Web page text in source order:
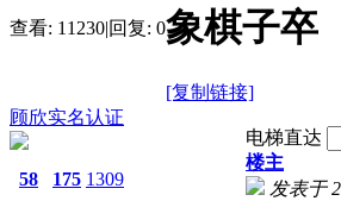
查看: 11230|回复: 0象棋子卒
[复制链接]
顾欣实名认证
58 175 1309
电梯直达
楼主
发表于